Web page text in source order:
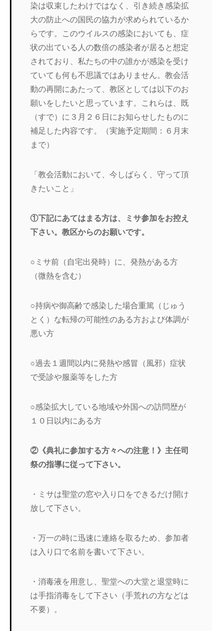
染は収束したわけではなく、引き続き感染拡
大の防止への国民の協力が求められているか
らです。このウイルスの感染においても、症
状の出ている人の数倍の感染者が居ると想定
されており、私たちの中の誰かが感染を受け
ていても何も不思議ではありません。教会活
動の再開にあたって、教区としては以下のお
願いをしたいと思っています。これらは、既
（すで）に３月２６日にお知らせしたものに
補足した内容です。（実施予定期間：６月末
まで）
「教会活動において、今しばらく、守って頂
きたいこと」
①下記にあてはまる方は、ミサ参加をお控え
下さい。教区からのお願いです。
○ミサ前（自宅出発時）に、発熱がある方
（微熱を含む）
○持病や御高齢で感染した場合重篤（じゅう
とく）な転帰の可能性のある方および体調が
悪い方
○過去１週間以内に発熱や感冒（風邪）症状
で受診や服薬等をした方
○感染拡大している地域や外国への訪問歴が
１０日以内にある方
②《典礼に参加する方々への注意！》主任司
祭の指導に従って下さい。
・ミサは聖堂の窓や入り口をできるだけ開け
放して下さい。
・万一の時に迅速に連絡を取るため、参加者
は入り口で名前を書いて下さい。
・消毒液を用意し、聖堂への大堂と退堂時に
は手指消毒をして下さい（手荒れの方などは
不要）。